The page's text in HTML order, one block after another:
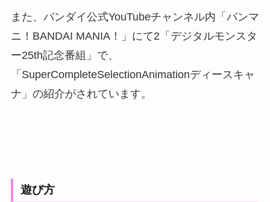
また、バンダイ公式YouTubeチャンネル内「バンマ
ニ！BANDAI MANIA！」にて2「デジタルモンスタ
ー25th記念番組」で、
「SuperCompleteSelectionAnimationディースキャ
ナ」の紹介がされています。
遊び方